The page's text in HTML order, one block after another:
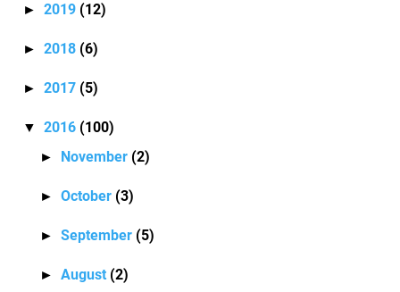
► 2019 (12)
► 2018 (6)
► 2017 (5)
▼ 2016 (100)
► November (2)
►October (3)
►September (5)
►August (2)